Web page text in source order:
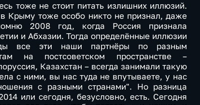
тоже не стоит питать излишних иллюзий.
Крыму тоже особо никто не признал, даже
2008 год, когда Россия признала
и Абхазии. Тогда определённые иллюзии
все эти наши партнёры по разным
на постсоветском пространстве –
Казахстан – всегда занимали такую
с ними, вы нас туда не впутываете, у нас
с разными странами". Но разница
или сегодня, безусловно, есть. Сегодня